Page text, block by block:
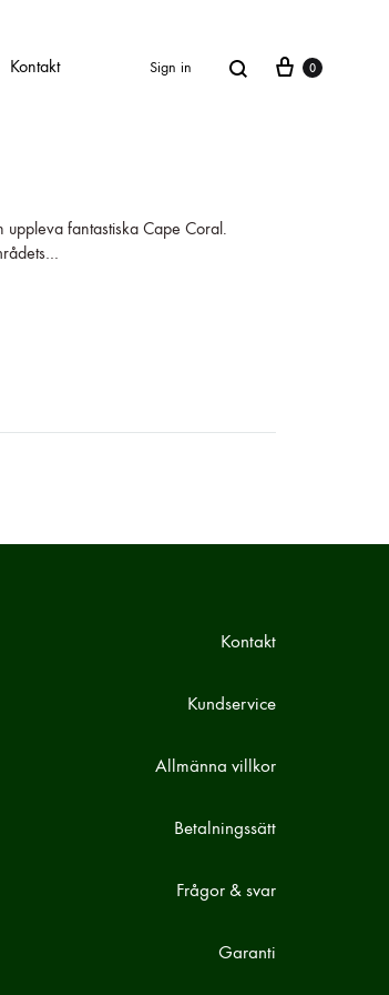
Kontakt Sign in 0
fantastiska Cape Coral.
Kontakt
Kundservice
Allmänna villkor
Betalningssätt
Frågor & svar
Garanti